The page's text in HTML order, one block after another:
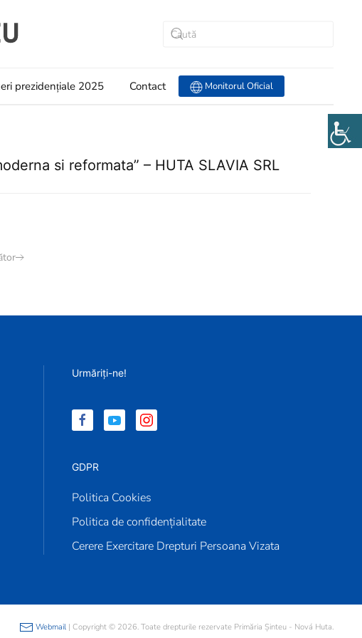
prezidențiale 2025 Contact Monitorul Oficial
si reformata” – HUTA SLAVIA SRL
Urmăriți-ne!
GDPR
Politica Cookies
Politica de confidențialitate
Cerere Exercitare Drepturi Persoana Vizata
Webmail | Copyright © 2026. Toate drepturile rezervate Primăria Șinteu - Nová Huta.